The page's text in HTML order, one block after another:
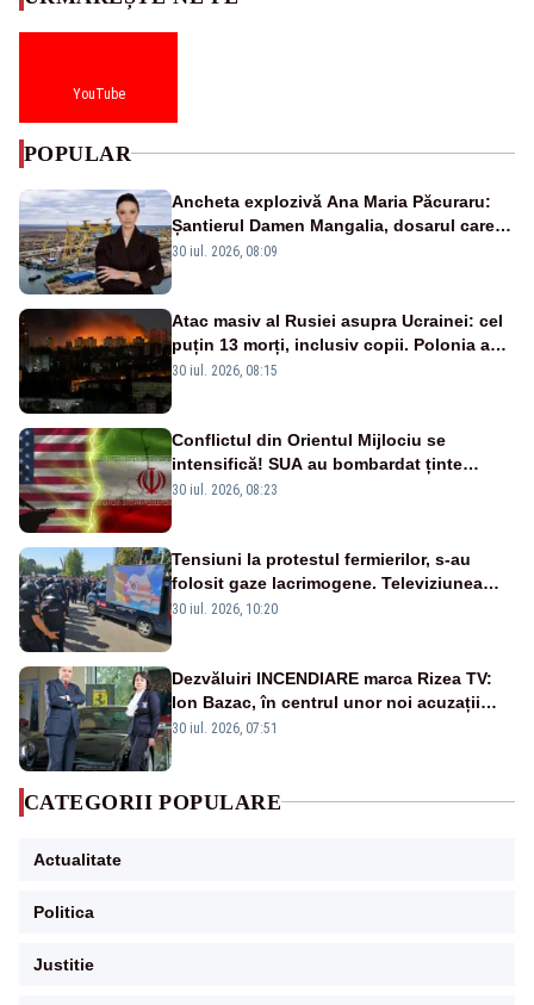
YouTube
POPULAR
Ancheta explozivă Ana Maria Păcuraru:
Șantierul Damen Mangalia, dosarul care
scufundă apărarea României
30 iul. 2026, 08:09
Atac masiv al Rusiei asupra Ucrainei: cel
puțin 13 morți, inclusiv copii. Polonia a
ridicat avioanele de vânătoare
30 iul. 2026, 08:15
Conflictul din Orientul Mijlociu se
intensifică! SUA au bombardat ținte
militare din Iran
30 iul. 2026, 08:23
Tensiuni la protestul fermierilor, s-au
folosit gaze lacrimogene. Televiziunea
Poporului face apel la calm – LIVE TEXT
30 iul. 2026, 10:20
Dezvăluiri INCENDIARE marca Rizea TV:
Ion Bazac, în centrul unor noi acuzații
publice
30 iul. 2026, 07:51
CATEGORII POPULARE
Actualitate
Politica
Justitie